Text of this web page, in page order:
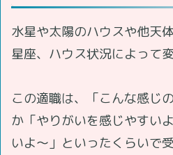
水星や太陽のハウスや他天
星座、ハウス状況によって変
この適職は、「こんな感じ
か「やりがいを感じやすい
いよ～」といったくらいで